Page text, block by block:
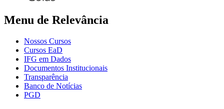
Menu de Relevância
Nossos Cursos
Cursos EaD
IFG em Dados
Documentos Institucionais
Transparência
Banco de Notícias
PGD